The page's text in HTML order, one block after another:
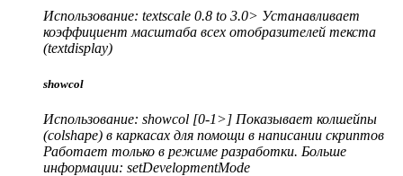
Использование: textscale 0.8 to 3.0> Устанавливает
коэффициент масштаба всех отобразителей текста
(textdisplay)
showcol
Использование: showcol [0-1>] Показывает колшейпы
(colshape) в каркасах для помощи в написании скриптов
Работает только в режиме разработки. Больше
информации: setDevelopmentMode